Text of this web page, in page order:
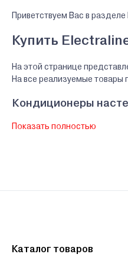
Приветствуем Вас в
Купить
На этой странице
На все реализуемые
Кондиционеры
В нашем интернет-магазине
Производитель Electraline
Показать полностью
Каталог товаров